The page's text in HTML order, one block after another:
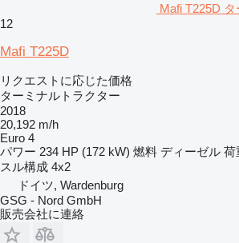
Mafi T225D
12
Mafi T225D
リクエストに応じた価格
ターミナルトラクター
2018
20,192 m/h
Euro 4
パワー 234 HP (172 kW) 燃料 ディーゼル 荷
スル構成 4x2
ドイツ, Wardenburg
GSG - Nord GmbH
販売会社に連絡